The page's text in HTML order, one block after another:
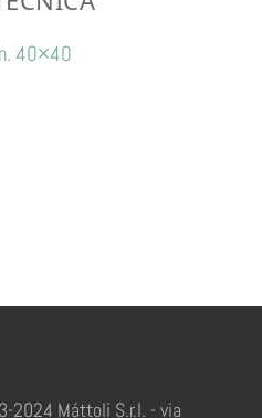
40×40
2024 Máttoli S.r.l. - via